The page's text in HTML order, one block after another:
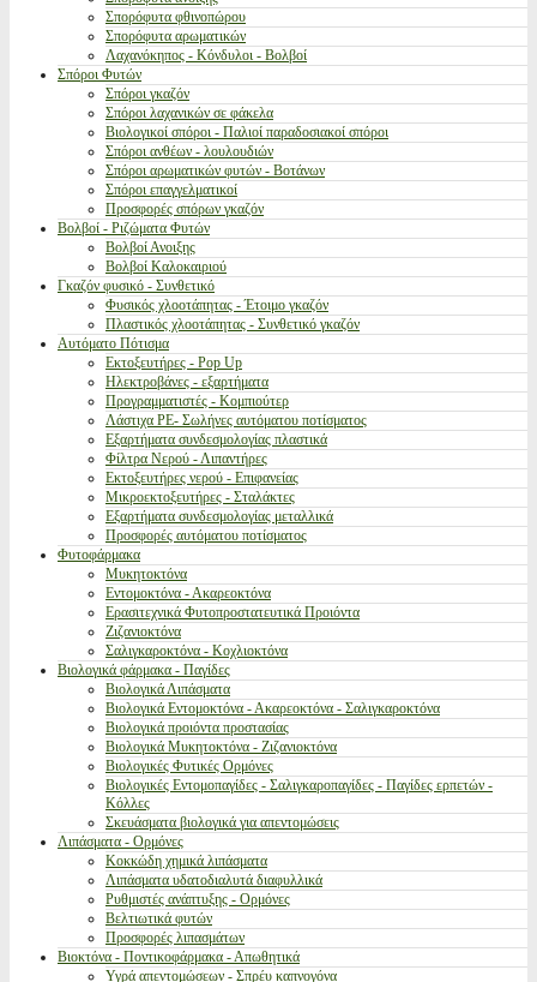
Σπορόφυτα φθινοπώρου
Σπορόφυτα αρωματικών
Λαχανόκηπος - Κόνδυλοι - Βολβοί
Σπόροι Φυτών
Σπόροι γκαζόν
Σπόροι λαχανικών σε φάκελα
Βιολογικοί σπόροι - Παλιοί παραδοσιακοί σπόροι
Σπόροι ανθέων - λουλουδιών
Σπόροι αρωματικών φυτών - Βοτάνων
Σπόροι επαγγελματικοί
Προσφορές σπόρων γκαζόν
Βολβοί - Ριζώματα Φυτών
Βολβοί Ανοιξης
Βολβοί Καλοκαιριού
Γκαζόν φυσικό - Συνθετικό
Φυσικός χλοοτάπητας - Έτοιμο γκαζόν
Πλαστικός χλοοτάπητας - Συνθετικό γκαζόν
Αυτόματο Πότισμα
Εκτοξευτήρες - Pop Up
Ηλεκτροβάνες - εξαρτήματα
Προγραμματιστές - Κομπιούτερ
Λάστιχα PE- Σωλήνες αυτόματου ποτίσματος
Εξαρτήματα συνδεσμολογίας πλαστικά
Φίλτρα Νερού - Λιπαντήρες
Εκτοξευτήρες νερού - Επιφανείας
Μικροεκτοξευτήρες - Σταλάκτες
Εξαρτήματα συνδεσμολογίας μεταλλικά
Προσφορές αυτόματου ποτίσματος
Φυτοφάρμακα
Μυκητοκτόνα
Εντομοκτόνα - Ακαρεοκτόνα
Ερασιτεχνικά Φυτοπροστατευτικά Προιόντα
Ζιζανιοκτόνα
Σαλιγκαροκτόνα - Κοχλιοκτόνα
Βιολογικά φάρμακα - Παγίδες
Βιολογικά Λιπάσματα
Βιολογικά Εντομοκτόνα - Ακαρεοκτόνα - Σαλιγκαροκτόνα
Βιολογικά προιόντα προστασίας
Βιολογικά Μυκητοκτόνα - Ζιζανιοκτόνα
Βιολογικές Φυτικές Ορμόνες
Βιολογικές Εντομοπαγίδες - Σαλιγκαροπαγίδες - Παγίδες ερπετών -
Κόλλες
Σκευάσματα βιολογικά για απεντομώσεις
Λιπάσματα - Ορμόνες
Κοκκώδη χημικά λιπάσματα
Λιπάσματα υδατοδιαλυτά διαφυλλικά
Ρυθμιστές ανάπτυξης - Ορμόνες
Βελτιωτικά φυτών
Προσφορές λιπασμάτων
Βιοκτόνα - Ποντικοφάρμακα - Απωθητικά
Υγρά απεντομώσεων - Σπρέυ καπνογόνα